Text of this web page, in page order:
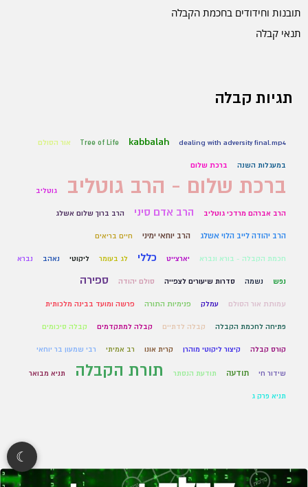
תובנות וחידודים בחכמת הקבלה
תנאי קבלה
תגיות קבלה
dealing with adversity final.mp4
kabbalah
Tree of Life אור הסולם
במעגלות השנה ברכת שלום
ברכת שלום - הרב גוטליב גוטליב
הרב אברהם מרדכי גוטליב הרב אדם סיני הרב ברוך שלום אשלג
הרב יהודה לייב הלוי אשלג הרב יוחאי ימיני חיים בריאים
חכמת הקבלה - בורא ונברא יארצייט כללי לג בעומר ליקוטי נאהב נברא
נפש נשמה סדרות שיעורים לצפייה סולם יהודה ספירה
עמותת אור הסולם עמלק פנימיות התורה פרשה ומועד בבינה מלכותית
פתיחה לחכמת הקבלה קבלה לדתיים קבלה למתקדמים קבלה סיכומים
קורס קבלה קיצור ליקוטי מוהרן קרית אונו רב אמיתי רבי שמעון בר יוחאי
שידור חי תודעה תודעת הנסתר תורת הקבלה תניא מבואר
תניא פרק ג
☾